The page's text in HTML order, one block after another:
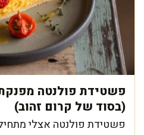
פשטידת פולנטה
(בסוד של קרום זהוב)
פשטידת פולנטה אצלי